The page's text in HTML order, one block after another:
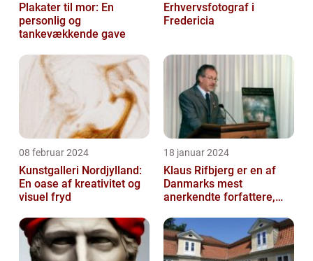
Plakater til mor: En
personlig og
tankevækkende gave
Erhvervsfotograf i
Fredericia
08 februar 2024
Kunstgalleri Nordjylland:
En oase af kreativitet og
visuel fryd
18 januar 2024
Klaus Rifbjerg er en af
Danmarks mest
anerkendte forfattere,
bøger og bidrag ti...